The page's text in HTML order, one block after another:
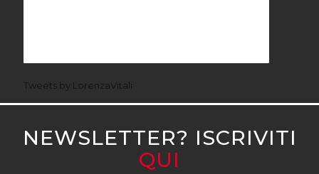
Tweets by LorenzaVitali
NEWSLETTER? ISCRIVITI
QUI